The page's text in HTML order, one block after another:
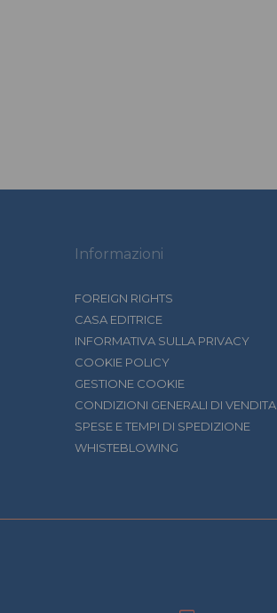
Informazioni
FOREIGN RIGHTS
CASA EDITRICE
INFORMATIVA SULLA PRIVACY
COOKIE POLICY
GESTIONE COOKIE
CONDIZIONI GENERALI DI VENDITA
SPESE E TEMPI DI SPEDIZIONE
WHISTEBLOWING